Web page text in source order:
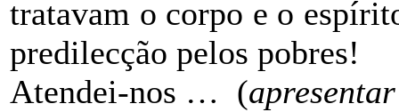
tratavam o corpo e o
predilecção pelos pobres!
Atendei-nos … (